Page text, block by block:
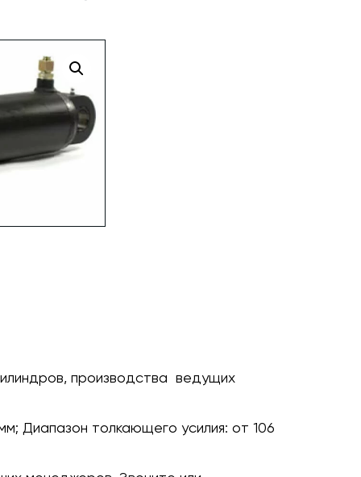
производства ведущих
Диапазон толкающего усилия: от 106